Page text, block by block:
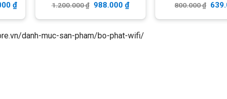
₫ 1.200.000₫ 988.000 ₫ 800.000₫
danh-muc-san-pham/bo-phat-wifi/